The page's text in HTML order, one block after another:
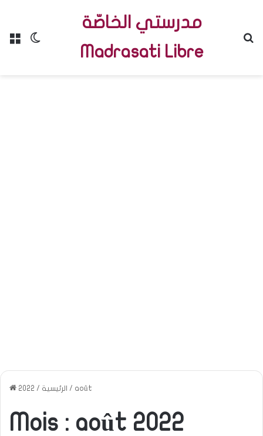
Menu
مدرستي الخاصّة
Madrasati Libre
الرئيسية /
2022 / août
Mois : août 2022